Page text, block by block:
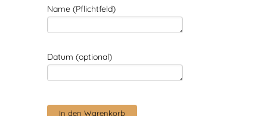
Name (Pflichtfeld)
Datum (optional)